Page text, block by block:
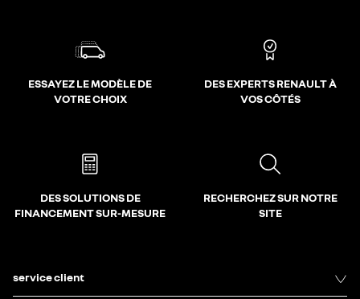
ESSAYEZ LE MODÈLE DE
VOTRE CHOIX
DES EXPERTS RENAULT À
VOS CÔTÉS
DES SOLUTIONS DE
FINANCEMENT SUR-MESURE
RECHERCHEZ SUR NOTRE
SITE
service client